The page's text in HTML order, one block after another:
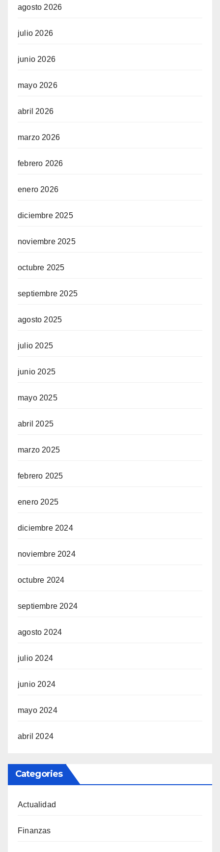
agosto 2026
julio 2026
junio 2026
mayo 2026
abril 2026
marzo 2026
febrero 2026
enero 2026
diciembre 2025
noviembre 2025
octubre 2025
septiembre 2025
agosto 2025
julio 2025
junio 2025
mayo 2025
abril 2025
marzo 2025
febrero 2025
enero 2025
diciembre 2024
noviembre 2024
octubre 2024
septiembre 2024
agosto 2024
julio 2024
junio 2024
mayo 2024
abril 2024
Categories
Actualidad
Finanzas